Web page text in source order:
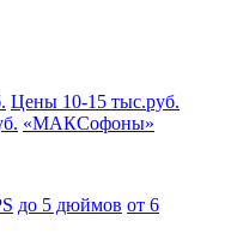
Цены 10-15 тыс.руб.
«МАКСофоны»
до 5 дюймов от 6